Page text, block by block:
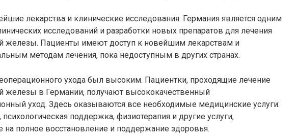
лекарства и клинические исследования. Германия является одним
исследований и разработки новых препаратов для лечения
железы. Пациенты имеют доступ к новейшим лекарствам и
методам лечения, пока недоступным в других странах.
ухода был высоким. Пациентки, проходящие лечение
железы в Германии, получают высококачественный
уход. Здесь оказываются все необходимые медицинские услуги:
психологическая поддержка, физиотерапия и другие услуги,
на полное восстановление и поддержание здоровья.